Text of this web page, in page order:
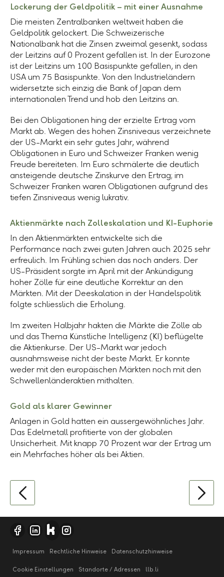
Lockerung der Geldpolitik – mit einer Ausnahme
Die meisten Zentralbanken weltweit haben die
Geldpolitik gelockert. Die Schweizerische
Nationalbank hat die Zinsen zweimal gesenkt, sodass
der Leitzins auf0 Prozent gefallen ist. In der Eurozone
ist der Leitzins um 100 Basispunkte gefallen, in den
USA um 75 Basispunkte. Von den Industrieländern
widersetzte sich einzig die Bank of Japan dem
internationalen Trend und hob den Leitzins an.
Bei den Obligationen hing der erzielte Ertrag vom
Markt ab. Wegen des hohen Zinsniveaus verzeichnete
der US-Markt ein sehr gutes Jahr, während
Obligationen in Euro und Schweizer Franken wenig
Freude bereiteten. Im Euro schmälerte die deutlich
ansteigende deutsche Zinskurve den Ertrag; im
Schweizer Franken waren Obligationen aufgrund des
tiefen Zinsniveaus wenig lukrativ.
Aktienmärkte nach Zolleskalation und KI-Euphorie
In den Aktienmärkten entwickelte sich die
Performance nach zwei guten Jahren auch 2025 sehr
erfreulich. Im Frühling schien das noch anders. Der
US-Präsident sorgte im April mit der Ankündigung
hoher Zölle für eine deutliche Korrektur an den
Märkten. Mit der Deeskalation in der Handelspolitik
folgte schliesslich die Erholung.
Im zweiten Halbjahr hakten die Märkte die Zölle ab
und das Thema Künstliche Intelligenz (KI) beflügelte
die Aktienkurse. Der US-Markt war jedoch
ausnahmsweise nicht der beste Markt. Er konnte
weder mit den europäischen Märkten noch mit den
Schwellenländeraktien mithalten.
Gold als klarer Gewinner
Anlagen in Gold hatten ein aussergewöhnliches Jahr.
Das Edelmetall profitierte von der globalen
Unsicherheit. Mit knapp 70 Prozentwar der Ertrag um
ein Mehrfaches höher als bei Aktien.
Impressum Rechtliche Hinweise Datenschutzhinweise
Cookie Einstellungen Standorte / Adressen llb.li